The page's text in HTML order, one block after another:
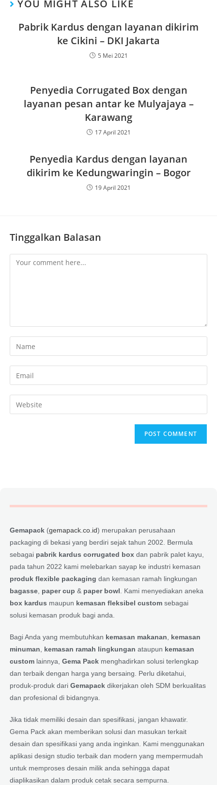
YOU MIGHT ALSO LIKE
Pabrik Kardus dengan layanan dikirim
ke Cikini – DKI Jakarta
5 Mei 2021
Penyedia Corrugated Box dengan
layanan pesan antar ke Mulyajaya –
Karawang
17 April 2021
Penyedia Kardus dengan layanan
dikirim ke Kedungwaringin – Bogor
19 April 2021
Tinggalkan Balasan
Gemapack (gemapack.co.id) merupakan perusahaan
packaging di bekasi yang berdiri sejak tahun 2002. Bermula
sebagai pabrik kardus corrugated box dan pabrik palet kayu,
pada tahun 2022 kami melebarkan sayap ke industri kemasan
produk flexible packaging dan kemasan ramah lingkungan
bagasse paper cup & paper bowl . Kami menyediakan aneka
box kardus maupun kemasan fleksibel custom sebagai
solusi kemasan produk bagi anda.
Bagi Anda yang membutuhkan kemasan makanan
kemasan
minuman
kemasan ramah lingkungan ataupun kemasan
custom lainnya, Gema Pack menghadirkan solusi terlengkap
dan terbaik dengan harga yang bersaing. Perlu diketahui,
produk-produk dari Gemapack dikerjakan oleh SDM berkualitas
dan profesional di bidangnya.
Jika tidak memiliki desain dan spesifikasi, jangan khawatir.
Gema Pack akan memberikan solusi dan masukan terkait
desain dan spesifikasi yang anda inginkan. Kami menggunakan
aplikasi design studio terbaik dan modern yang mempermudah
untuk memproses desain milik anda sehingga dapat
diaplikasikan dalam produk cetak secara sempurna.